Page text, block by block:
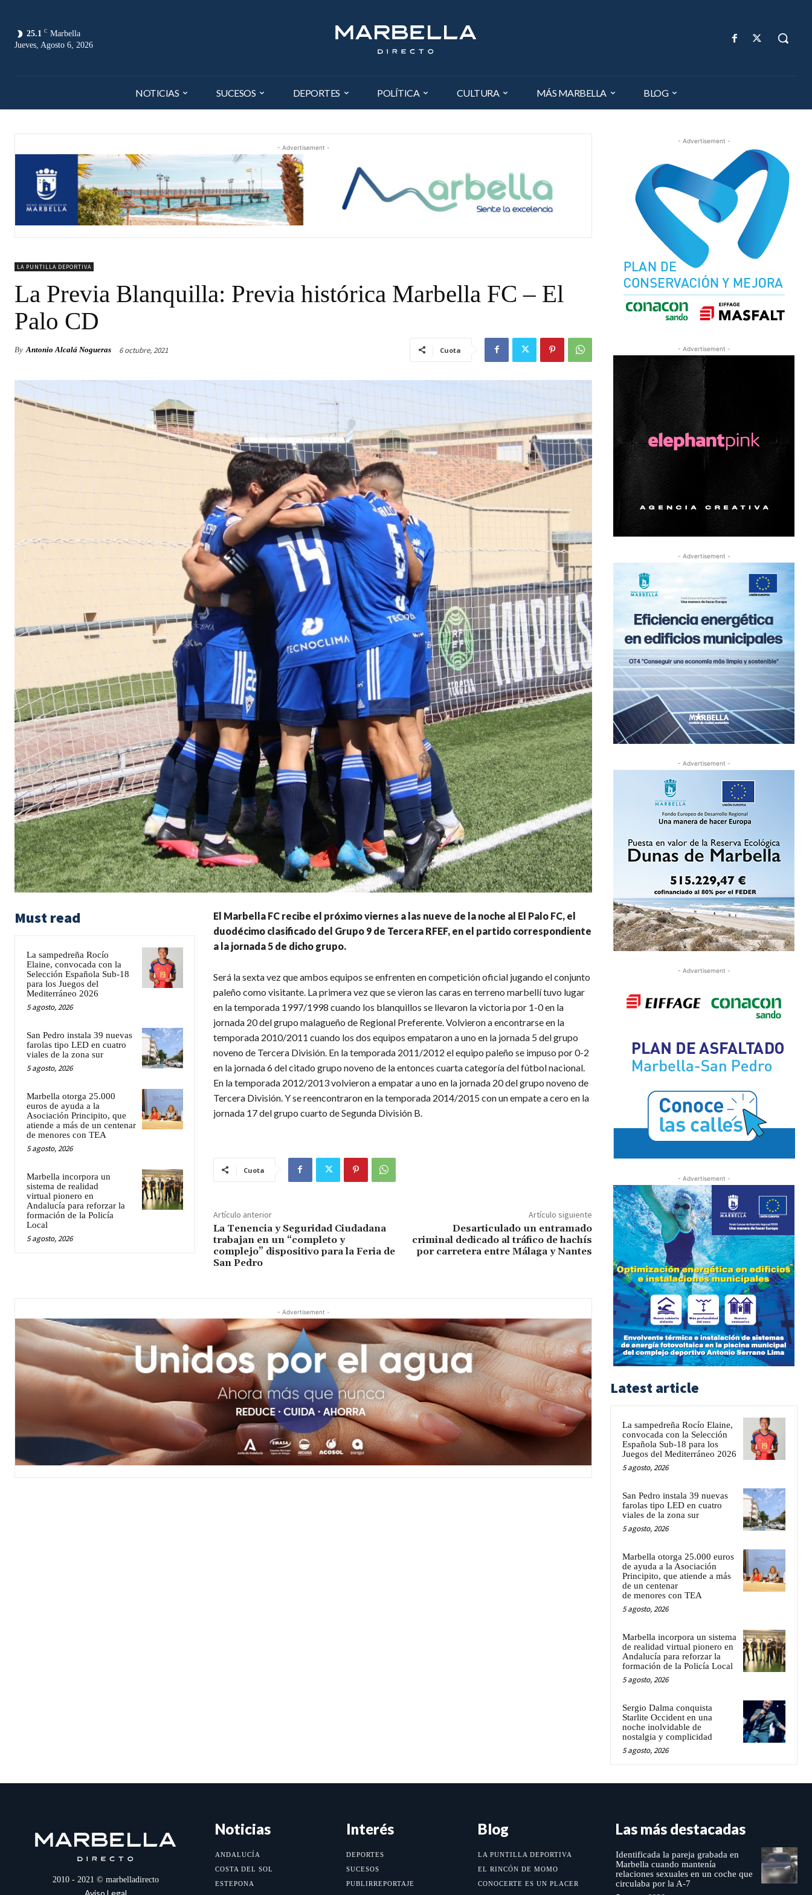
25.1 C Marbella
Jueves, Agosto 6, 2026
NOTICIAS SUCESOS DEPORTES POLÍTICA CULTURA MÁS MARBELLA BLOG
- Advertisement -
LA PUNTILLA DEPORTIVA
La Previa Blanquilla: Previa histórica Marbella FC – El
Palo CD
By Antonio Alcalá Nogueras 6 octubre, 2021 Cuota
Must read
La sampedreña Rocío
Elaine, convocada con la
Selección Española Sub-18
para los Juegos del
Mediterráneo 2026
5 agosto, 2026
San Pedro instala 39 nuevas
farolas tipo LED en cuatro
viales de la zona sur
5 agosto, 2026
Marbella otorga 25.000
euros de ayuda a la
Asociación Principito, que
atiende a más de un centenar
de menores con TEA
5 agosto, 2026
Marbella incorpora un
sistema de realidad
virtual pionero en
Andalucía para reforzar la
formación de la Policía
Local
5 agosto, 2026
El Marbella FC recibe el próximo viernes a las nueve de la noche al El Palo FC, el
duodécimo clasificado del Grupo 9 de Tercera RFEF, en el partido correspondiente
a la jornada 5 de dicho grupo.
Será la sexta vez que ambos equipos se enfrenten en competición oficial jugando el conjunto
paleño como visitante. La primera vez que se vieron las caras en terreno marbellí tuvo lugar
en la temporada 1997/1998 cuando los blanquillos se llevaron la victoria por 1-0 en la
jornada 20 del grupo malagueño de Regional Preferente. Volvieron a encontrarse en la
temporada 2010/2011 cuando los dos equipos empataron a uno en la jornada 5 del grupo
noveno de Tercera División. En la temporada 2011/2012 el equipo paleño se impuso por 0-2
en la jornada 6 del citado grupo noveno de la entonces cuarta categoría del fútbol nacional.
En la temporada 2012/2013 volvieron a empatar a uno en la jornada 20 del grupo noveno de
Tercera División. Y se reencontraron en la temporada 2014/2015 con un empate a cero en la
jornada 17 del grupo cuarto de Segunda División B.
Cuota
Artículo anterior
La Tenencia y Seguridad Ciudadana
trabajan en un “completo y
complejo” dispositivo para la Feria de
San Pedro
Artículo siguiente
Desarticulado un entramado
criminal dedicado al tráfico de hachís
por carretera entre Málaga y Nantes
- Advertisement -
- Advertisement -
- Advertisement -
- Advertisement -
- Advertisement -
- Advertisement -
- Advertisement -
Latest article
La sampedreña Rocío Elaine,
convocada con la Selección
Española Sub-18 para los
Juegos del Mediterráneo 2026
5 agosto, 2026
San Pedro instala 39 nuevas
farolas tipo LED en cuatro
viales de la zona sur
5 agosto, 2026
Marbella otorga 25.000 euros
de ayuda a la Asociación
Principito, que atiende a más
de un centenar
de menores con TEA
5 agosto, 2026
Marbella incorpora un sistema
de realidad virtual pionero en
Andalucía para reforzar la
formación de la Policía Local
5 agosto, 2026
Sergio Dalma conquista
Starlite Occident en una
noche inolvidable de
nostalgia y complicidad
5 agosto, 2026
2010 - 2021 © marbelladirecto
Aviso Legal
Noticias
ANDALUCÍA
COSTA DEL SOL
ESTEPONA
Interés
DEPORTES
SUCESOS
PUBLIRREPORTAJE
Blog
LA PUNTILLA DEPORTIVA
EL RINCÓN DE MOMO
CONOCERTE ES UN PLACER
Las más destacadas
Identificada la pareja grabada en
Marbella cuando mantenía
relaciones sexuales en un coche que
circulaba por la A-7